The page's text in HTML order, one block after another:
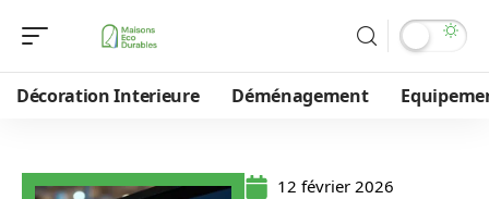
Décoration Interieure Déménagement
12 février 2026